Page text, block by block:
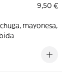
9,50 €
mayonesa,